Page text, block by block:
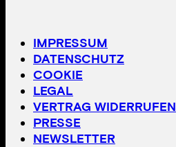
IMPRESSUM
DATENSCHUTZ
COOKIE
LEGAL
VERTRAG WIDERRUFEN
PRESSE
NEWSLETTER